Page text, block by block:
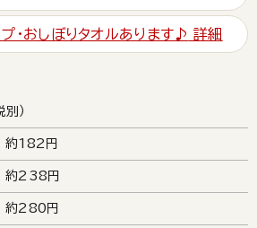
・おしぼりタオルあります♪ 詳細
）
約182円
約238円
約280円